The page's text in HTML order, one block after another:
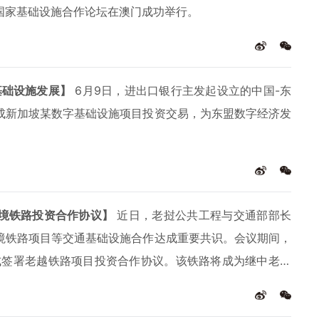
基础设施合作论坛在澳门成功举行。
设施发展】
6月9日，进出口银行主发起设立的中国-东
加坡某数字基础设施项目投资交易，为东盟数字经济发
路投资合作协议】
近日，老挝公共工程与交通部部长
路项目等交通基础设施合作达成重要共识。会议期间，
署老越铁路项目投资合作协议。该铁路将成为继中老铁